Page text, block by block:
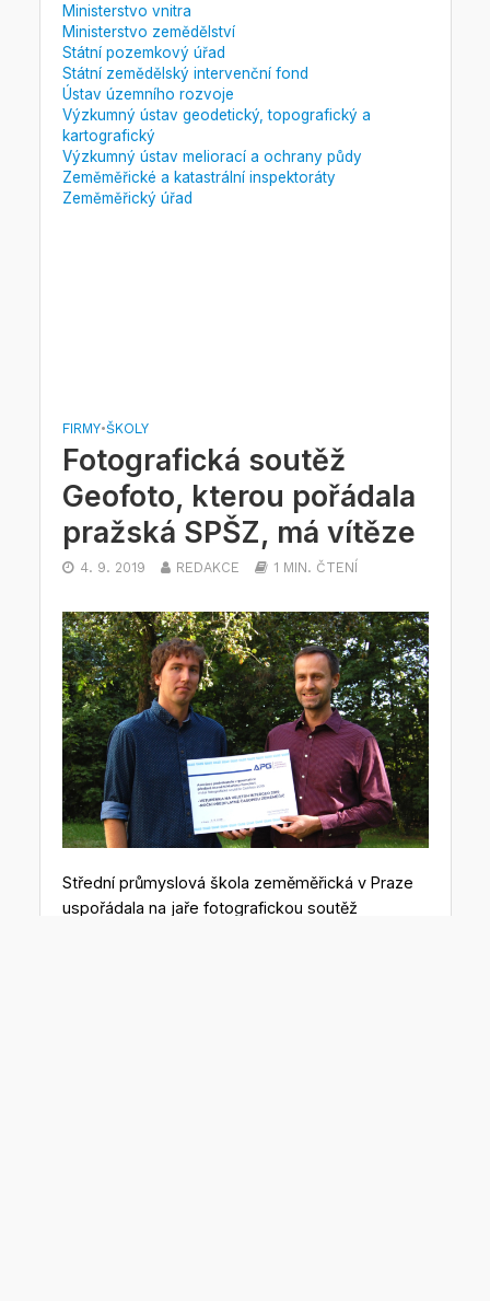
Ministerstvo vnitra
Ministerstvo zemědělství
Státní pozemkový úřad
Státní zemědělský intervenční fond
Ústav územního rozvoje
Výzkumný ústav geodetický, topografický a
kartografický
Výzkumný ústav meliorací a ochrany půdy
Zeměměřické a katastrální inspektoráty
Zeměměřický úřad
FIRMY•ŠKOLY
Fotografická soutěž
Geofoto, kterou pořádala
pražská SPŠZ, má vítěze
4. 9. 2019 REDAKCE 1 MIN. ČTENÍ
Střední průmyslová škola zeměměřická v Praze
uspořádala na jaře fotografickou soutěž